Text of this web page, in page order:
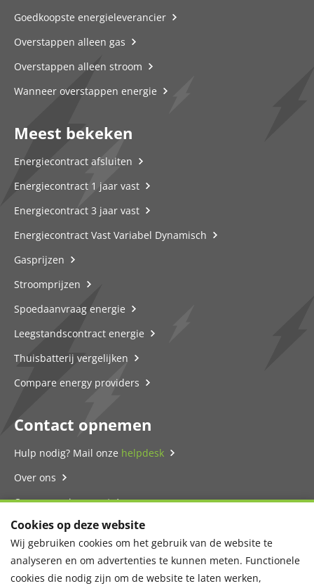
Cookies op deze website
Wij gebruiken cookies om het gebruik van de website te
analyseren en om advertenties te kunnen meten. Functionele
cookies die nodig zijn om de website te laten werken,
Goedkoopste energieleverancier
Overstappen alleen gas
Overstappen alleen stroom
Wanneer overstappen energie
Meest bekeken
Energiecontract afsluiten
Energiecontract 1 jaar vast
Energiecontract 3 jaar vast
Energiecontract Vast Variabel Dynamisch
Gasprijzen
Stroomprijzen
Spoedaanvraag energie
Leegstandscontract energie
Thuisbatterij vergelijken
Compare energy providers
Contact opnemen
Hulp nodig? Mail onze helpdesk
Over ons
Onze energie-expert
Contact
Privacyverklaring